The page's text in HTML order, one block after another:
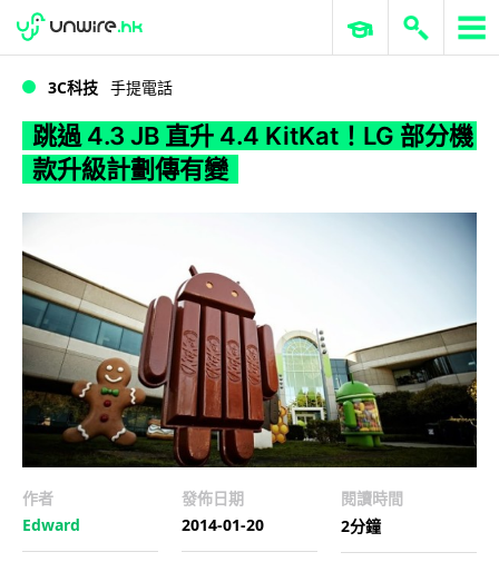
WWDC 2026 ERP 與商業 AI
3C科技 手提電話
跳過 4.3 JB 直升 4.4 KitKat！LG 部分機
款升級計劃傳有變
作者
Edward
發佈日期
2014-01-20
閱讀時間
2分鐘